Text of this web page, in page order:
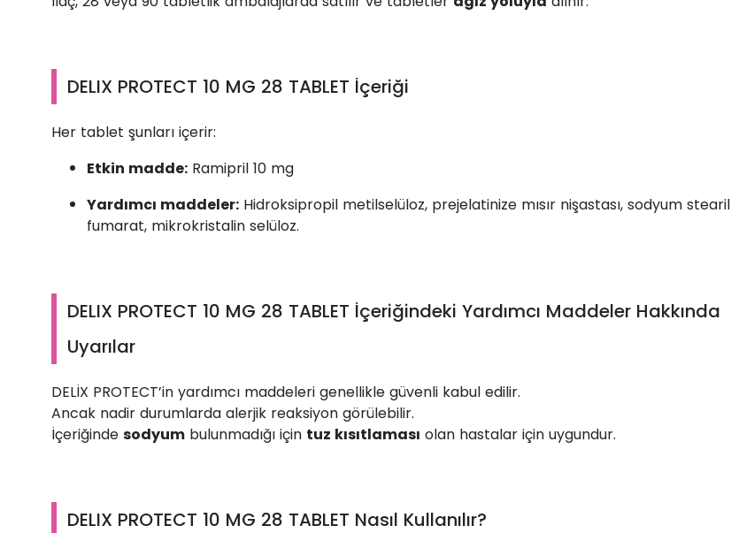
DELIX PROTECT 10 MG 28 TABLET İçeriği
Her tablet şunları içerir:
Etkin madde: Ramipril 10 mg
Yardımcı maddeler: Hidroksipropil metilselüloz, prejelatinize mısır nişastası, sodyum stearil
fumarat, mikrokristalin selüloz.
DELIX PROTECT 10 MG 28 TABLET İçeriğindeki Yardımcı Maddeler Hakkında
Uyarılar
DELİX PROTECT’in yardımcı maddeleri genellikle güvenli kabul edilir.
Ancak nadir durumlarda alerjik reaksiyon görülebilir.
İçeriğinde sodyum bulunmadığı için tuz kısıtlaması olan hastalar için uygundur.
DELIX PROTECT 10 MG 28 TABLET Nasıl Kullanılır?